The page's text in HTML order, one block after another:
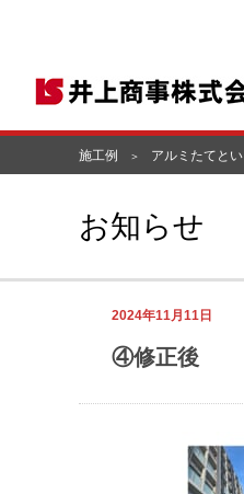
施工例 アルミたてとい
お知らせ
2024年11月11日
④修正後